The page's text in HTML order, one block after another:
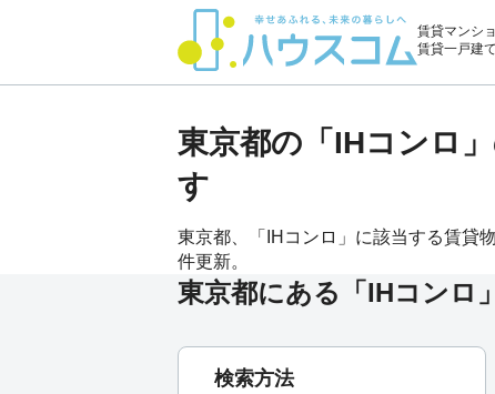
賃貸マンシ
賃貸一戸建
東京都の「IHコンロ
す
東京都、「IHコンロ」に該当する賃貸
件更新。
東京都にある「IHコンロ
検索方法